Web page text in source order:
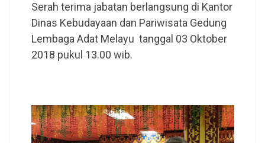
Serah terima jabatan berlangsung di Kantor
Dinas Kebudayaan dan Pariwisata Gedung
Lembaga Adat Melayu tanggal 03 Oktober
2018 pukul 13.00 wib.